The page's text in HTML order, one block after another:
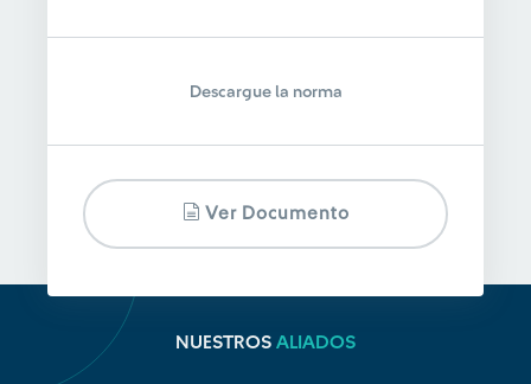
Descargue la norma
Ver Documento
NUESTROS ALIADOS